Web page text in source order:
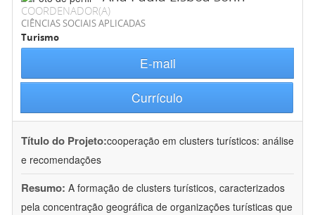
COORDENADOR(A)
CIÊNCIAS SOCIAIS APLICADAS
Turismo
E-mail
Currículo
Título do Projeto:cooperação em clusters turísticos: análise
e recomendações
Resumo: A formação de clusters turísticos, caracterizados
pela concentração geográfica de organizações turísticas que